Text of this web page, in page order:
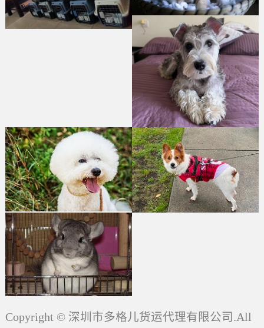
Copyright © 深圳市多格儿货运代理有限公司.All